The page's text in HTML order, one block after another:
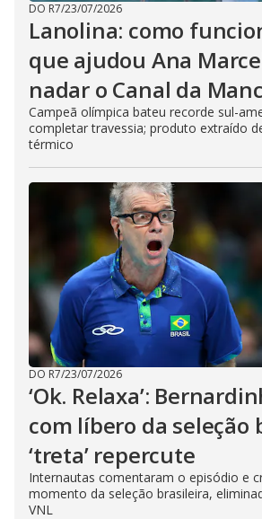
DO R7/23/07/2026
Lanolina: como
que ajudou Ana
nadar o Canal da
Campeã olímpica bateu recorde sul-
completar travessia; produto extraído
térmico
DO R7/23/07/2026
‘Ok. Relaxa’:
com líbero da seleção
‘treta’ repercute
Internautas comentaram o episódio e
momento da seleção brasileira,
VNL